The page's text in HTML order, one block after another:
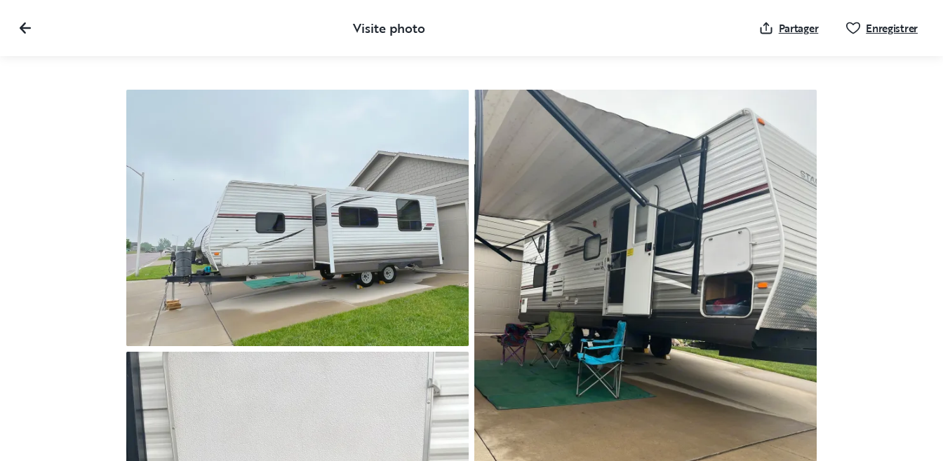
Visite photo Partager Enregistrer